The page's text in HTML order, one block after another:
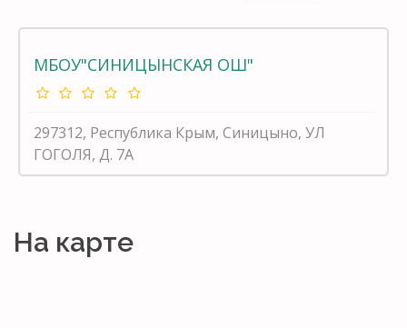
МБОУ"СИНИЦЫНСКАЯ ОШ"
297312, Республика Крым, Синицыно, УЛ
ГОГОЛЯ, Д. 7А
На карте